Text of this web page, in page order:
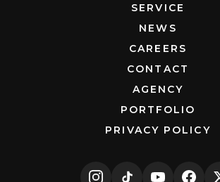
SERVICE
NEWS
CAREERS
CONTACT
AGENCY
PORTFOLIO
PRIVACY POLICY